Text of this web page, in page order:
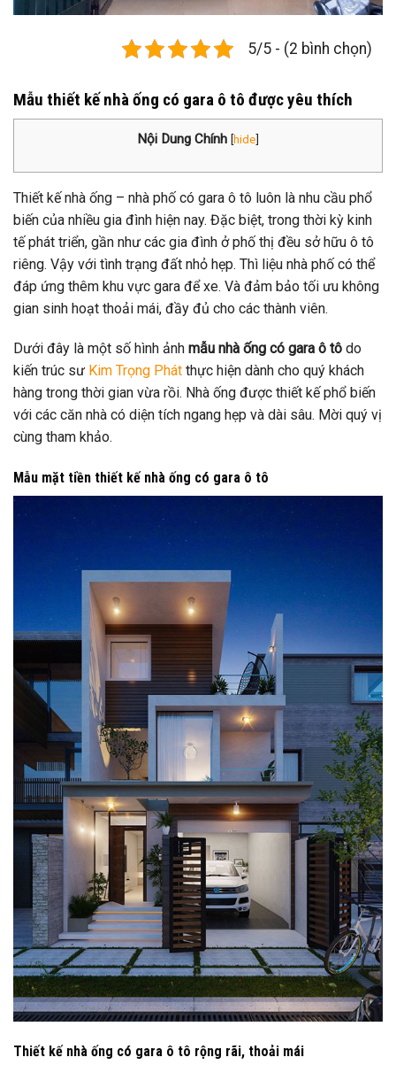
5/5 - (2 bình chọn)
Mẫu thiết kế nhà ống có gara ô tô được yêu thích
Nội Dung Chính [hide]
Thiết kế nhà ống – nhà phố có gara ô tô luôn là nhu cầu phổ
biến của nhiều gia đình hiện nay. Đặc biệt, trong thời kỳ kinh
tế phát triển, gần như các gia đình ở phố thị đều sở hữu ô tô
riêng. Vậy với tình trạng đất nhỏ hẹp. Thì liệu nhà phố có thể
đáp ứng thêm khu vực gara để xe. Và đảm bảo tối ưu không
gian sinh hoạt thoải mái, đầy đủ cho các thành viên.
Dưới đây là một số hình ảnh mẫu nhà ống có gara ô tô do
kiến trúc sư Kim Trọng Phát thực hiện dành cho quý khách
hàng trong thời gian vừa rồi. Nhà ống được thiết kế phổ biến
với các căn nhà có diện tích ngang hẹp và dài sâu. Mời quý vị
cùng tham khảo.
Mẫu mặt tiền thiết kế nhà ống có gara ô tô
Thiết kế nhà ống có gara ô tô rộng rãi, thoải mái